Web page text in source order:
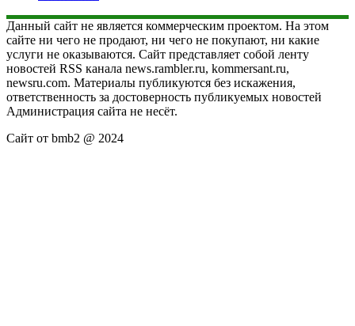
Данный сайт не является коммерческим проектом. На этом
сайте ни чего не продают, ни чего не покупают, ни какие
услуги не оказываются. Сайт представляет собой ленту
новостей RSS канала news.rambler.ru, kommersant.ru,
newsru.com. Материалы публикуются без искажения,
ответственность за достоверность публикуемых новостей
Администрация сайта не несёт.
Сайт от bmb2 @ 2024